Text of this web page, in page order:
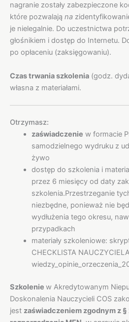
nagranie zostały zabezpieczone
które pozwalają na
je nielegalnie. Do uczestnictwa
głośnikiem i dostęp do Internetu.
po opłaceniu (zaksięgowaniu).
Czas trwania szkolenia (godz.
własna z materiałami.
Otrzymasz:
zaświadczenie w formacie
samodzielnego wydruku z
żywo
dostęp do szkolenia i
przez 6 miesięcy od daty
szkolenia.Przestrzeganie
niezbędne, ponieważ nie
wydłużenia tego okresu,
przypadkach
materiały szkoleniowe:
CHECKLISTA
Szkolenie w Akredytowanym
Doskonalenia Nauczycieli COS
jest zaświadczeniem zgodnym z §